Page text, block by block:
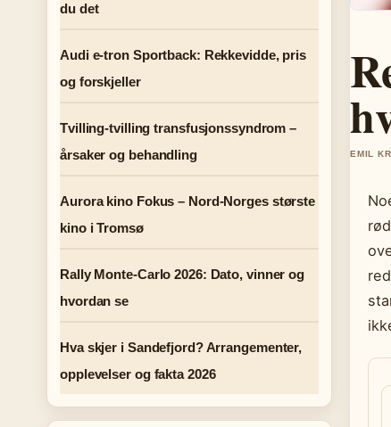
EMIL
du det
Audi e-tron Sportback: Rekkevidde, pris
og forskjeller
Tvilling-tvilling transfusjonssyndrom –
årsaker og behandling
Aurora kino Fokus – Nord-Norges største
kino i Tromsø
Rally Monte-Carlo 2026: Dato, vinner og
hvordan se
Hva skjer i Sandefjord? Arrangementer,
opplevelser og fakta 2026